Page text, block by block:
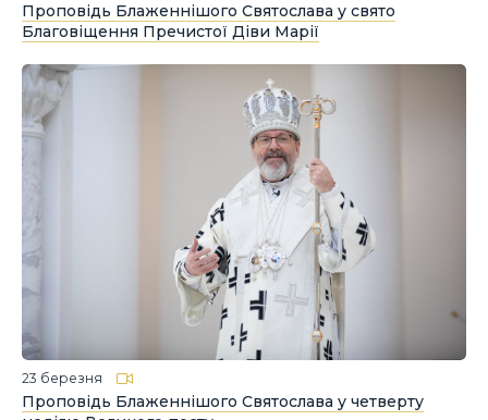
Проповідь Блаженнішого Святослава у свято
Благовіщення Пречистої Діви Марії
23 березня
Проповідь Блаженнішого Святослава у четверту